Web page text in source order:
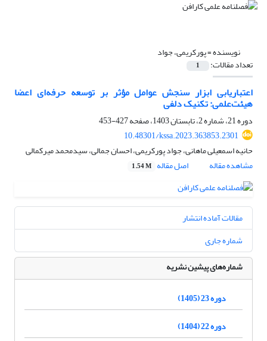
نویسنده =پورکریمی، جواد
تعداد مقالات: 1
اعتباریابی ابزار سنجش عوامل مؤثر بر توسعه حرفه‌ای اعضا
هیئت‌علمی: تکنیک دلفی
دوره 21، شماره 2، تابستان 1403، صفحه
427-453
10.48301/kssa.2023.363853.2301
حانیه اسمعیلی ماهانی، جواد پورکریمی، احسان جمالی، سیدمحمد میرکمالی
مشاهده مقاله
اصل مقاله 1.54 M
مقالات آماده انتشار
شماره جاری
شماره‌های پیشین نشریه
دوره 23 (1405)
دوره 22 (1404)